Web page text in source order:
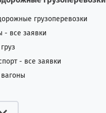
грузоперевозки
- все заявки
- все заявки